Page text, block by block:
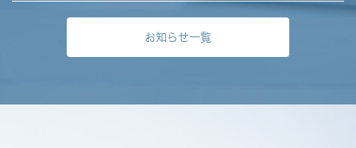
お知らせ一覧